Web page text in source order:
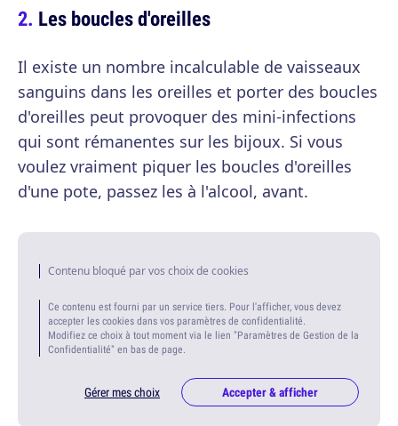
Les boucles d'oreilles
Il existe un nombre incalculable de vaisseaux
sanguins dans les oreilles et porter des boucles
d'oreilles peut provoquer des mini-infections
qui sont rémanentes sur les bijoux. Si vous
voulez vraiment piquer les boucles d'oreilles
d'une pote, passez les à l'alcool, avant.
Contenu bloqué par vos choix de cookies
Ce contenu est fourni par un service tiers. Pour l'afficher, vous devez
accepter les cookies dans vos paramètres de confidentialité.
Modifiez ce choix à tout moment via le lien "Paramètres de Gestion de la
Confidentialité" en bas de page.
Gérer mes choix Accepter & afficher